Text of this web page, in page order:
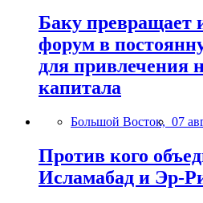
Баку превращает
форум в
для привлечения
капитала
Большой Восток, 07
Против кого
Исламабад и Эр-